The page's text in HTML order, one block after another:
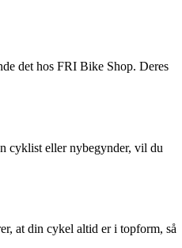
det hos FRI Bike Shop. Deres
cyklist eller nybegynder, vil du
at din cykel altid er i topform, så